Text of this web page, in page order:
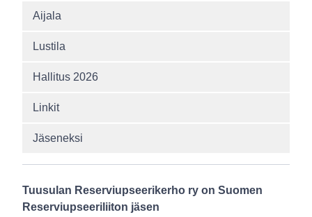
Aijala
Lustila
Hallitus 2026
Linkit
Jäseneksi
Tuusulan Reserviupseerikerho ry on Suomen
Reserviupseeriliiton jäsen